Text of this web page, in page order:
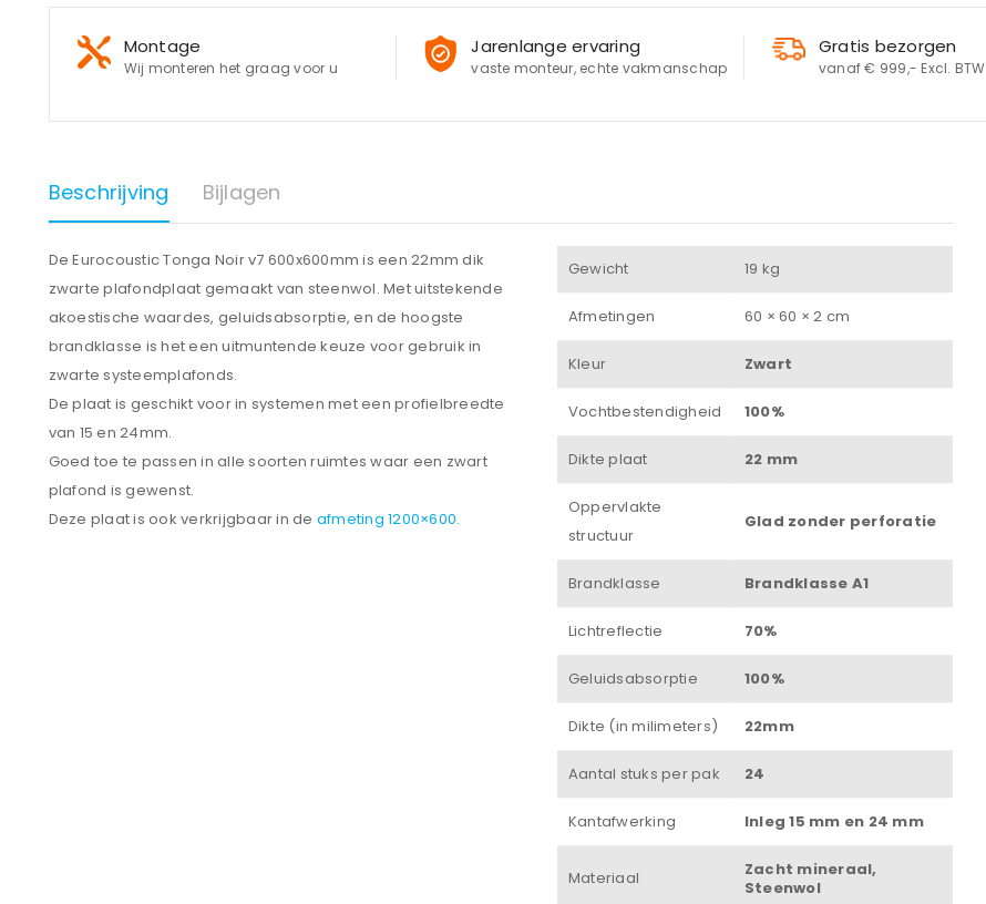
Gebruikersnaam of e-mailadres*
JE WACHTWOORD VERGETEN?
Montage
Wij monteren het graag voor u
Jarenlange ervaring
vaste monteur, echte vakmanschap
Gratis bezorgen
vanaf € 999,- Excl. BTW
Beschrijving Bijlagen
De Eurocoustic Tonga Noir v7 600x600mm is een 22mm dik
zwarte plafondplaat gemaakt van steenwol. Met uitstekende
akoestische waardes, geluidsabsorptie, en de hoogste
brandklasse is het een uitmuntende keuze voor gebruik in
zwarte systeemplafonds.
De plaat is geschikt voor in systemen met een profielbreedte
van 15 en 24mm.
Goed toe te passen in alle soorten ruimtes waar een zwart
plafond is gewenst.
Deze plaat is ook verkrijgbaar in de afmeting 1200×600.
Gewicht 19 kg
Afmetingen 60 × 60 × 2 cm
Kleur Zwart
Vochtbestendigheid 100%
Dikte plaat 22 mm
Oppervlakte
structuur
Glad zonder perforatie
Brandklasse Brandklasse A1
Lichtreflectie 70%
Geluidsabsorptie 100%
Dikte (in milimeters) 22mm
Aantal stuks per pak 24
Kantafwerking Inleg 15 mm en 24 mm
Materiaal
Zacht mineraal,
Steenwol